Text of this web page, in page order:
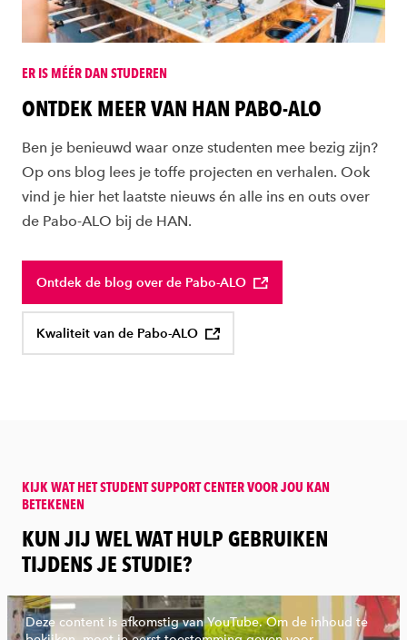
ER IS MÉÉR DAN STUDEREN
ONTDEK MEER VAN HAN PABO-ALO
Ben je benieuwd waar onze studenten mee bezig zijn?
Op ons blog lees je toffe projecten en verhalen. Ook
vind je hier het laatste nieuws én alle ins en outs over
de Pabo-ALO bij de HAN.
Ontdek de blog over de Pabo-ALO
Kwaliteit van de Pabo-ALO
KIJK WAT HET STUDENT SUPPORT CENTER VOOR JOU KAN
BETEKENEN
:
KUN JIJ WEL WAT HULP GEBRUIKEN
TIJDENS JE STUDIE?
Deze content is afkomstig van YouTube. Om de inhoud te